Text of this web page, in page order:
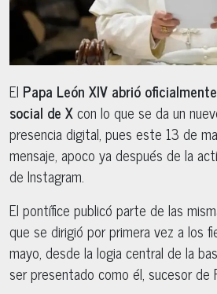
El Papa León XIV abrió
social de Xcon lo que se da un
presencia digital, pues este 13 de
mensaje, apoco ya después de la
de Instagram.
El pontífice publicó parte de las
que se dirigió por primera vez a los
mayo, desde la logia central de la
ser presentado como él, sucesor de